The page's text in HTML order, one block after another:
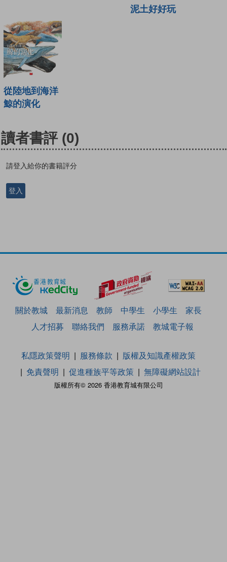
泥土好好玩
從陸地到海洋
鯨的演化
讀者書評 (0)
請登入給你的書籍評分
登入
關於教城 最新消息 教師 中學生 小學生
家長
人才招募
聯絡我們 服務承諾 教城電子報
版權所有© 2026 香港教育城有限公司
私隱政策聲明 服務條款
版權及知識產權政策
免責聲明
促進種族平等政策 無障礙網站設計